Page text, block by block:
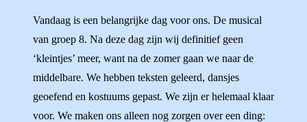
OMA'S NAAST ELKAAR
Vandaag is een belangrijke dag voor ons. De musical
van groep 8. Na deze dag zijn wij definitief geen
‘kleintjes’ meer, want na de zomer gaan we naar de
middelbare. We hebben teksten geleerd, dansjes
geoefend en kostuums gepast. We zijn er helemaal klaar
voor. We maken ons alleen nog zorgen over een ding: